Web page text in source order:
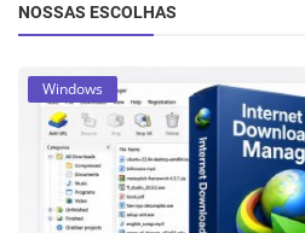
NOSSAS ESCOLHAS
Windows